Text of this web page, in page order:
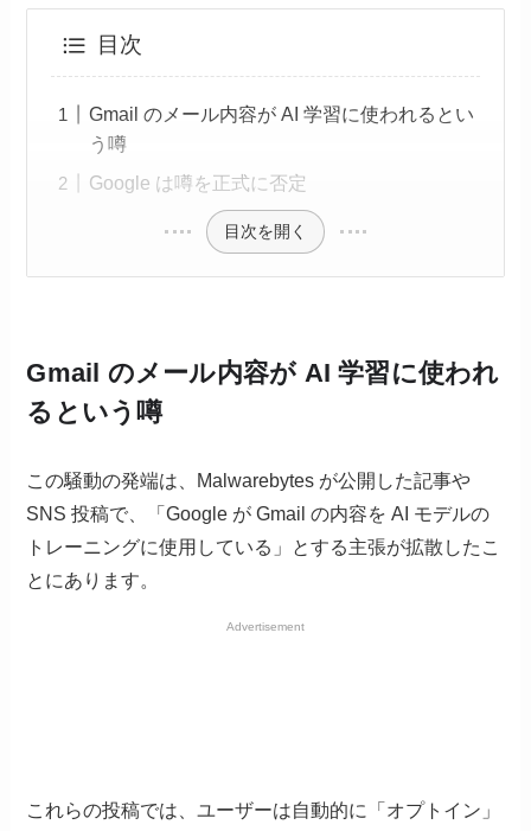
目次
Gmail のメール内容が AI 学習に使われるとい
う噂
Google は噂を正式に否定
目次を開く
Gmail のメール内容が AI 学習に使われ
るという噂
この騒動の発端は、Malwarebytes が公開した記事や
SNS 投稿で、「Google が Gmail の内容を AI モデルの
トレーニングに使用している」とする主張が拡散したこ
とにあります。
Advertisement
これらの投稿では、ユーザーは自動的に「オプトイン」